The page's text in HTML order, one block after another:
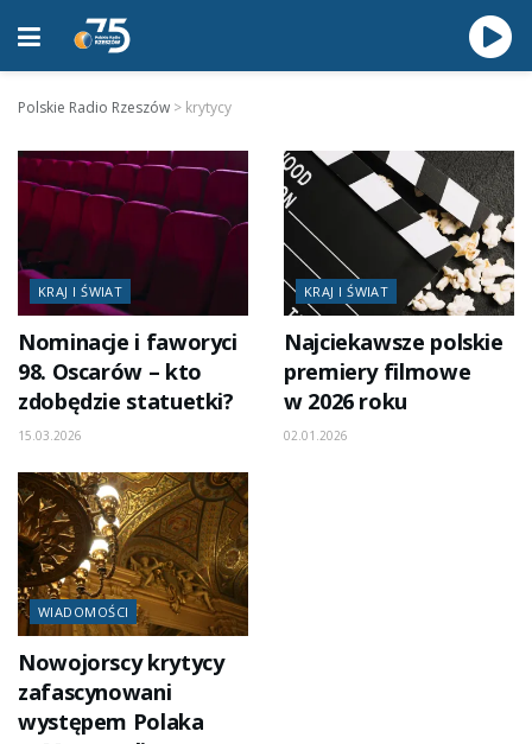
Polskie Radio Rzeszów > krytycy
KRAJ I ŚWIAT
Nominacje i faworyci
98. Oscarów – kto
zdobędzie statuetki?
15.03.2026
KRAJ I ŚWIAT
Najciekawsze polskie
premiery filmowe
w 2026 roku
02.01.2026
WIADOMOŚCI
Nowojorscy krytycy
zafascynowani
występem Polaka